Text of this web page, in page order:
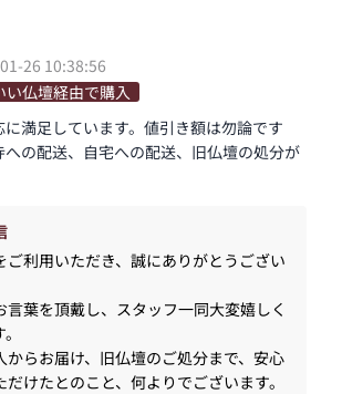
26 10:38:56
い仏壇経由で購入
満足しています。値引き額は勿論です
の配送、自宅への配送、旧仏壇の処分が
ご利用いただき、誠にありがとうござい
言葉を頂戴し、スタッフ一同大変嬉しく
からお届け、旧仏壇のご処分まで、安心
だけたとのこと、何よりでございます。